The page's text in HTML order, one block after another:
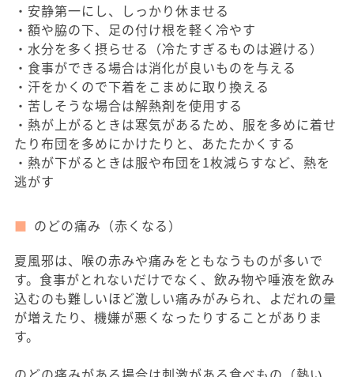
・安静第一にし、しっかり休ませる
・額や脇の下、足の付け根を軽く冷やす
・水分を多く摂らせる（冷たすぎるものは避ける）
・食事ができる場合は消化が良いものを与える
・汗をかくので下着をこまめに取り換える
・苦しそうな場合は解熱剤を使用する
・熱が上がるときは寒気があるため、服を多めに着せ
たり布団を多めにかけたりと、あたたかくする
・熱が下がるときは服や布団を1枚減らすなど、熱を
逃がす
のどの痛み（赤くなる）
夏風邪は、喉の赤みや痛みをともなうものが多いで
す。食事がとれないだけでなく、飲み物や唾液を飲み
込むのも難しいほど激しい痛みがみられ、よだれの量
が増えたり、機嫌が悪くなったりすることがありま
す。